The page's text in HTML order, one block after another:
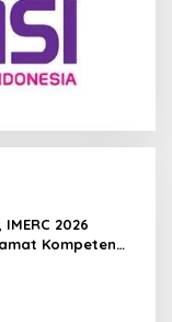
2026
Kompeten